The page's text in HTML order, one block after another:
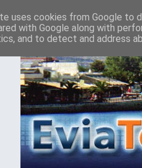
uses cookies from Google to
with Google along with
and to detect and address